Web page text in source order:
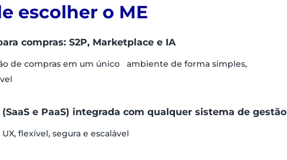
escolher o ME
compras: S2P, Marketplace e IA
de compras em um único ambiente de forma simples,
e PaaS) integrada com qualquer sistema de gestão
flexível, segura e escalável